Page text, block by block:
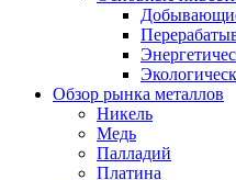
Обзор рынка металлов
Никель
Медь
Палладий
Платина